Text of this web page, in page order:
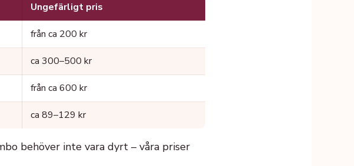
Ungefärligt pris
från ca 200 kr
ca 300–500 kr
från ca 600 kr
ca 89–129 kr
behöver inte vara dyrt – våra priser